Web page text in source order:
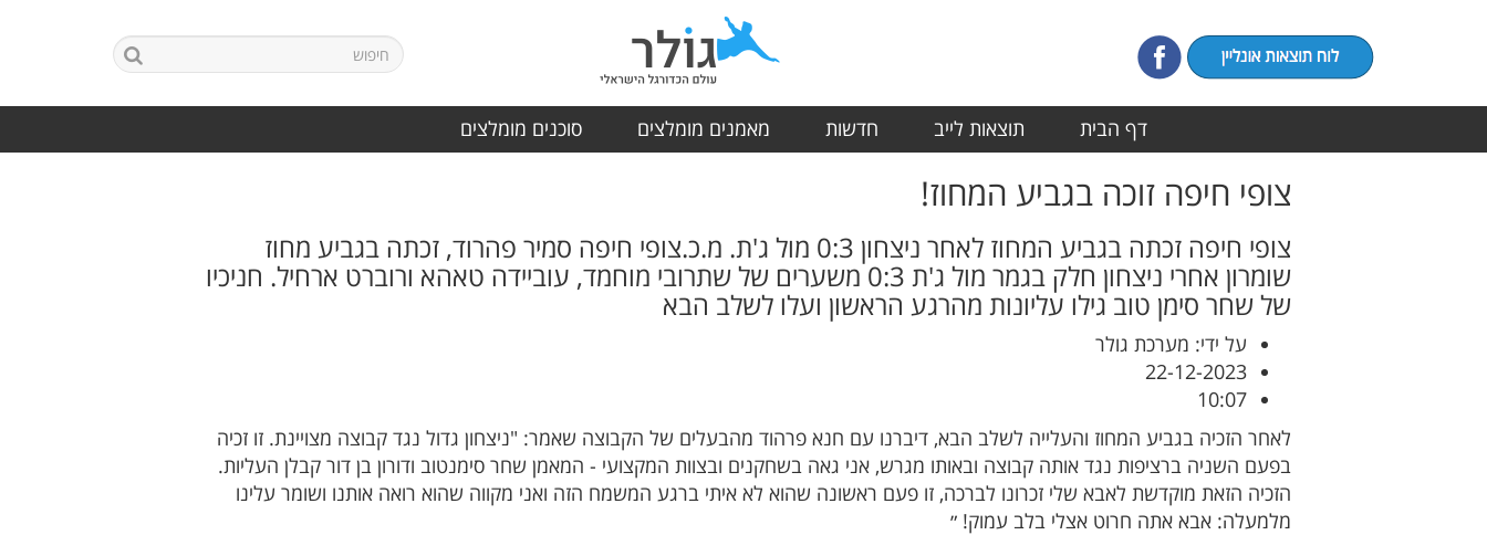
דף הבית תוצאות לייב חדשות מאמנים מומלצים סוכנים מומלצים
צופי חיפה זוכה בגביע המחוז!
צופי חיפה זכתה בגביע המחוז לאחר ניצחון 0:3 מול ג'ת. מ.כ.צופי חיפה סמיר פהרוד, זכתה בגביע מחוז
שומרון אחרי ניצחון חלק בגמר מול ג'ת 0:3 משערים של שתרובי מוחמד, עוביידה טאהא ורוברט ארחיל. חניכיו
של שחר סימן טוב גילו עליונות מהרגע הראשון ועלו לשלב הבא
על ידי: מערכת גולר
22-12-2023
10:07
לאחר הזכיה בגביע המחוז והעלייה לשלב הבא, דיברנו עם חנא פרהוד מהבעלים של הקבוצה שאמר: "ניצחון גדול נגד קבוצה מצויינת. זו זכיה
בפעם השניה ברציפות נגד אותה קבוצה ובאותו מגרש, אני גאה בשחקנים ובצוות המקצועי - המאמן שחר סימנטוב ודורון בן דור קבלן העליות.
הזכיה הזאת מוקדשת לאבא שלי זכרונו לברכה, זו פעם ראשונה שהוא לא איתי ברגע המשמח הזה ואני מקווה שהוא רואה אותנו ושומר עלינו
מלמעלה: אבא אתה חרוט אצלי בלב עמוק! ״